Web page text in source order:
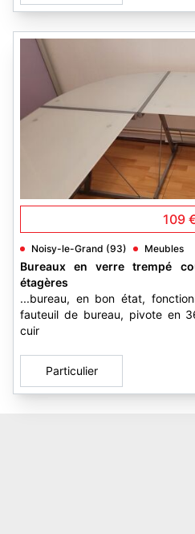
109
Noisy-le-Grand (93) Meubles
Bureaux en verre trempé
étagères
...bureau, en bon état,
fauteuil de bureau, pivote en
cuir
Particulier